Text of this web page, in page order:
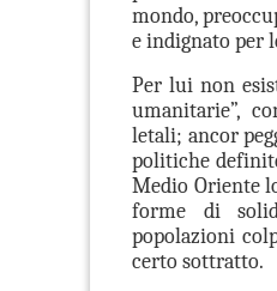
mondo,
e indignato per
Per lui non
umanitarie”,
letali; ancor
politiche
Medio Oriente
forme di
popolazioni
certo sottratto.